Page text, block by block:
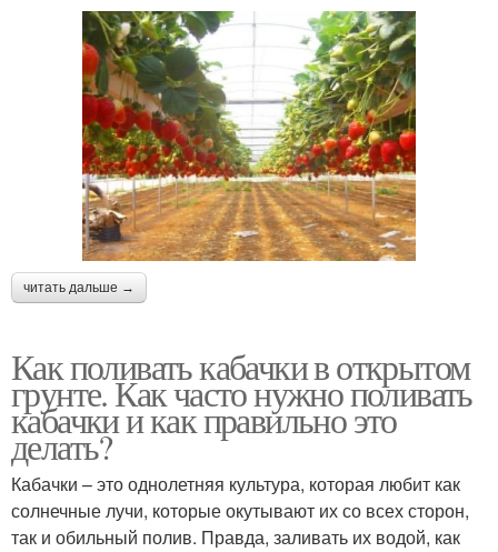
читать дальше →
Как поливать кабачки в открытом
грунте. Как часто нужно поливать
кабачки и как правильно это
делать?
Кабачки – это однолетняя культура, которая любит как
солнечные лучи, которые окутывают их со всех сторон,
так и обильный полив. Правда, заливать их водой, как